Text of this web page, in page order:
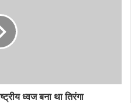
ध्वज बना था तिरंगा